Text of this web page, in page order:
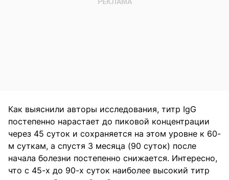
Как выяснили авторы исследования, титр IgG
постепенно нарастает до пиковой концентрации
через 45 суток и сохраняется на этом уровне к 60-
м суткам, а спустя 3 месяца (90 суток) после
начала болезни постепенно снижается. Интересно,
что с 45-х до 90-х суток наиболее высокий титр